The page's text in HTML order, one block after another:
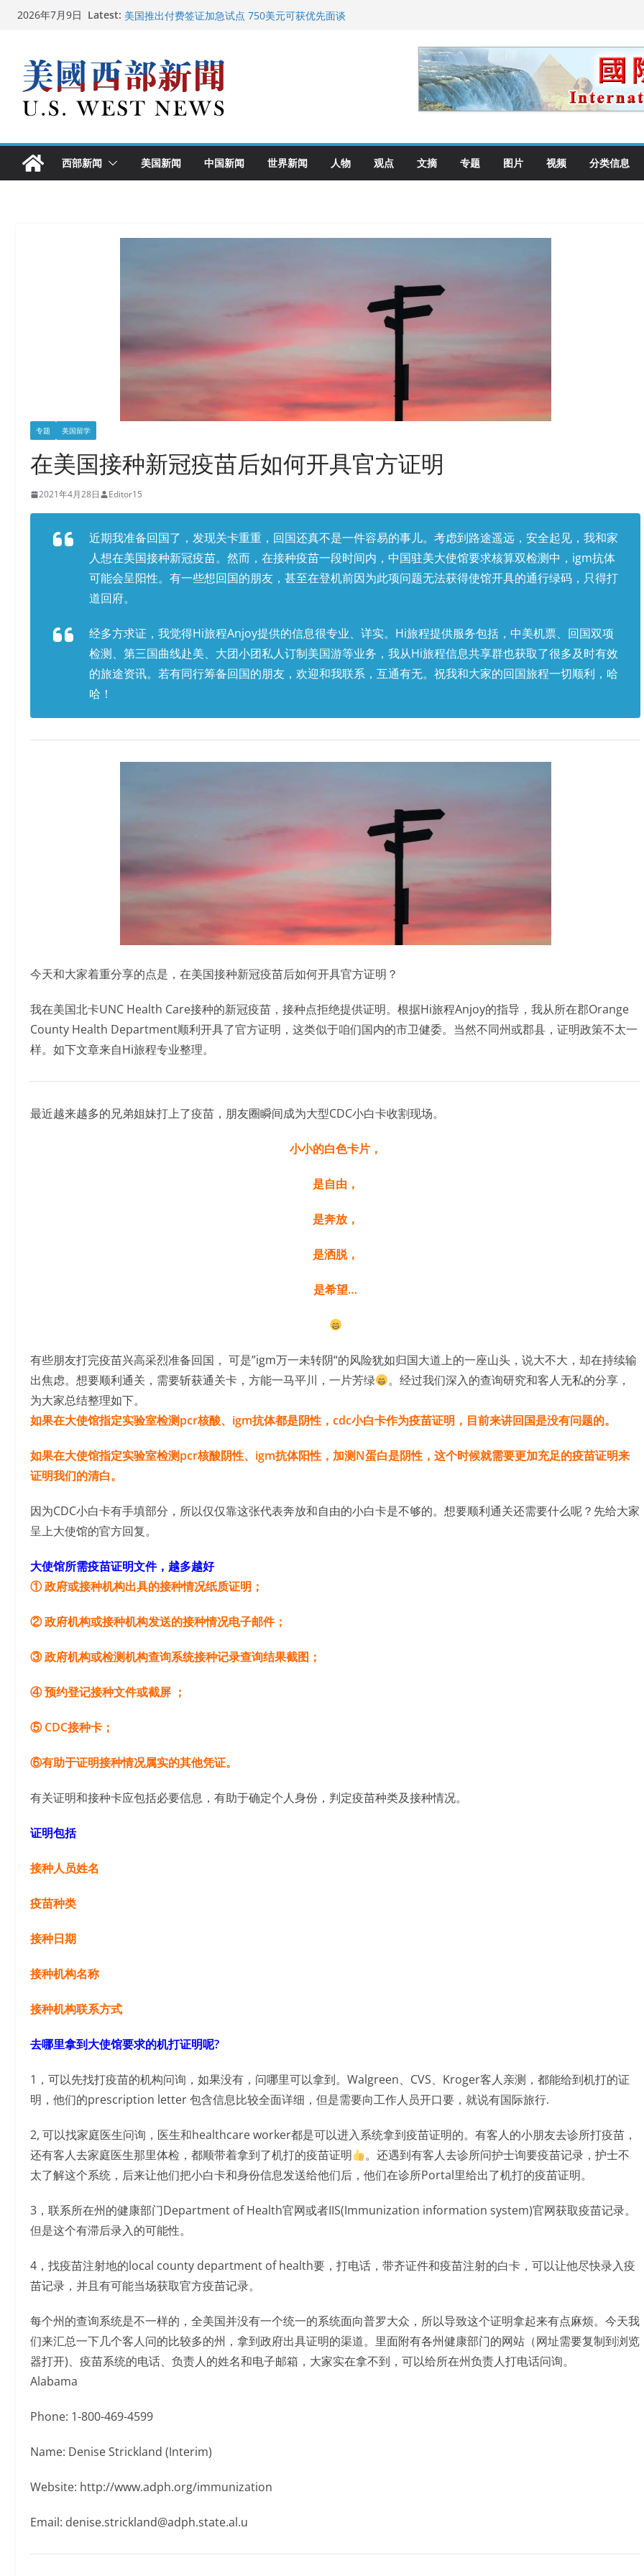
Skip2026年7月9日 Latest: 广州市沉香协会会长周天明：让沉香有序走向世界
美国最高法院维持“出生公民权” : 出生在美国就是美国人！
中国驻美国大使谢锋邀请美国老教师罗纳德·萨科尔斯基再次访华
西部新闻 美国新闻 中国新闻 世界新闻 人物 观点 文摘 专题 图片 视频 分类信息
专题 美国留学
在美国接种新冠疫苗后如何开具官方证明
2021年4月28日 Editor15
近期我准备回国了，发现关卡重重，回国还真不是一件容易的事儿。考虑到路途遥远，安全起见，我和家
人想在美国接种新冠疫苗。然而，在接种疫苗一段时间内，中国驻美大使馆要求核算双检测中，igm抗体
可能会呈阳性。有一些想回国的朋友，甚至在登机前因为此项问题无法获得使馆开具的通行绿码，只得打
道回府。
经多方求证，我觉得Hi旅程Anjoy提供的信息很专业、详实。Hi旅程提供服务包括，中美机票、回国双项
检测、第三国曲线赴美、大团小团私人订制美国游等业务，我从Hi旅程信息共享群也获取了很多及时有效
的旅途资讯。若有同行筹备回国的朋友，欢迎和我联系，互通有无。祝我和大家的回国旅程一切顺利，哈
哈！
今天和大家着重分享的点是，在美国接种新冠疫苗后如何开具官方证明？
我在美国北卡UNC Health Care接种的新冠疫苗，接种点拒绝提供证明。根据Hi旅程Anjoy的指导，我从所在郡Orange
County Health Department顺利开具了官方证明，这类似于咱们国内的市卫健委。当然不同州或郡县，证明政策不太一
样。如下文章来自Hi旅程专业整理。
最近越来越多的兄弟姐妹打上了疫苗，朋友圈瞬间成为大型CDC小白卡收割现场。
小小的白色卡片，
是自由，
是奔放，
是洒脱，
是希望…
有些朋友打完疫苗兴高采烈准备回国， 可是”igm万一未转阴“的风险犹如归国大道上的一座山头，说大不大，却在持续输
出焦虑。想要顺利通关，需要斩获通关卡，方能一马平川，一片芳绿
。经过我们深入的查询研究和客人无私的分享，
为大家总结整理如下。
如果在大使馆指定实验室检测pcr核酸、igm抗体都是阴性，cdc小白卡作为疫苗证明，目前来讲回国是没有问题的。
如果在大使馆指定实验室检测pcr核酸阴性、igm抗体阳性，加测N蛋白是阴性，这个时候就需要更加充足的疫苗证明来
证明我们的清白。
因为CDC小白卡有手填部分，所以仅仅靠这张代表奔放和自由的小白卡是不够的。想要顺利通关还需要什么呢？先给大家
呈上大使馆的官方回复。
大使馆所需疫苗证明文件，越多越好
① 政府或接种机构出具的接种情况纸质证明；
② 政府机构或接种机构发送的接种情况电子邮件；
③ 政府机构或检测机构查询系统接种记录查询结果截图；
④ 预约登记接种文件或截屏 ；
⑤ CDC接种卡；
⑥有助于证明接种情况属实的其他凭证。
有关证明和接种卡应包括必要信息，有助于确定个人身份，判定疫苗种类及接种情况。
证明包括
接种人员姓名
疫苗种类
接种日期
接种机构名称
接种机构联系方式
去哪里拿到大使馆要求的机打证明呢?
1，可以先找打疫苗的机构问询，如果没有，问哪里可以拿到。Walgreen、CVS、Kroger客人亲测，都能给到机打的证
明，他们的prescription letter 包含信息比较全面详细，但是需要向工作人员开口要，就说有国际旅行.
2, 可以找家庭医生问询，医生和healthcare worker都是可以进入系统拿到疫苗证明的。有客人的小朋友去诊所打疫苗，
还有客人去家庭医生那里体检，都顺带着拿到了机打的疫苗证明
。还遇到有客人去诊所问护士询要疫苗记录，护士不
太了解这个系统，后来让他们把小白卡和身份信息发送给他们后，他们在诊所Portal里给出了机打的疫苗证明。
3，联系所在州的健康部门Department of Health官网或者IIS(Immunization information system)官网获取疫苗记录。
但是这个有滞后录入的可能性。
4，找疫苗注射地的local county department of health要，打电话，带齐证件和疫苗注射的白卡，可以让他尽快录入疫
苗记录，并且有可能当场获取官方疫苗记录。
每个州的查询系统是不一样的，全美国并没有一个统一的系统面向普罗大众，所以导致这个证明拿起来有点麻烦。今天我
们来汇总一下几个客人问的比较多的州，拿到政府出具证明的渠道。里面附有各州健康部门的网站（网址需要复制到浏览
器打开)、疫苗系统的电话、负责人的姓名和电子邮箱，大家实在拿不到，可以给所在州负责人打电话问询。
Alabama
Phone: 1-800-469-4599
Name: Denise Strickland (Interim)
Website: http://www.adph.org/immunization
Email: denise.strickland@adph.state.al.u